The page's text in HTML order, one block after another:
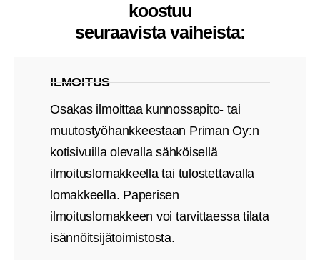
koostuu
seuraavista vaiheista:
ILMOITUS
Osakas ilmoittaa kunnossapito- tai
muutostyöhankkeestaan Priman Oy:n
kotisivuilla olevalla sähköisellä
ilmoituslomakkeella tai tulostettavalla
lomakkeella. Paperisen
ilmoituslomakkeen voi tarvittaessa tilata
isännöitsijätoimistosta.